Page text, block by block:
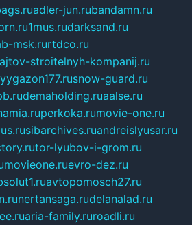
adler-jun.rubandamn.ru
1mus.rudarksand.ru
msk.rurtdco.ru
stroitelnyh-kompanij.ru
snow-guard.ru
demaholding.ruaalse.ru
perkoka.rumovie-one.ru
sibarchives.ruandreislyusar.ru
tor-lyubov-i-grom.ru
movieone.ruevro-dez.ru
avtopomosch27.ru
nertansaga.rudelanalad.ru
aria-family.ruroadli.ru